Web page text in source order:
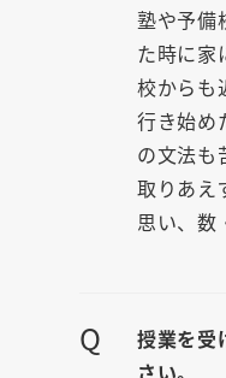
塾や予備
た時に家
校からも
行き始め
の文法も
取りあえ
思い、数
Q
授業を受
さい。